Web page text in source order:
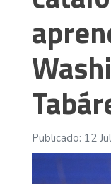
Publicado: 12